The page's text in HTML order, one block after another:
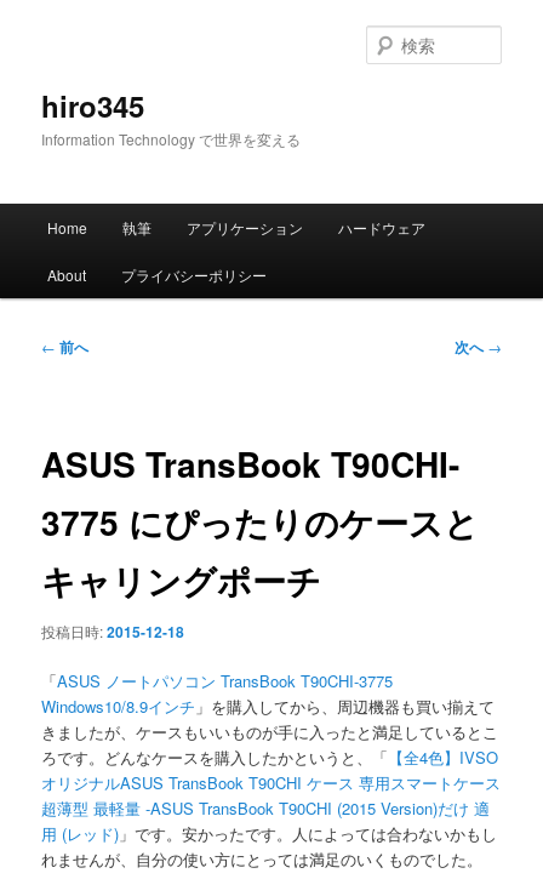
hiro345
Information Technology で世界を変える
索
メ
Home 執筆 アプリケーション ハードウェア
About プライバシーポリシー
投
ー
ョ
← 前へ 次へ→
ASUS TransBook T90CHI-
3775 にぴったりのケースと
キャリングポーチ
投稿日時:2015-12-18
「ASUS ノートパソコン TransBook T90CHI-3775
Windows10/8.9インチ 」を購入してから、周辺機器も買い揃えて
きましたが、ケースもいいものが手に入ったと満足しているとこ
ろです。どんなケースを購入したかというと、「 【全4色】IVSO
オリジナルASUS TransBook T90CHI ケース 専用スマートケース
超薄型 最軽量 -ASUS TransBook T90CHI (2015 Version)だけ 適
用 (レッド) 」です。安かったです。人によっては合わないかもし
れませんが、自分の使い方にとっては満足のいくものでした。